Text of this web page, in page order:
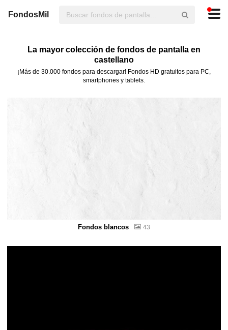
FondosMil
La mayor colección de fondos de pantalla en
castellano
¡Más de 30.000 fondos para descargar! Fondos HD gratuitos para PC,
smartphones y tablets.
Fondos blancos 43